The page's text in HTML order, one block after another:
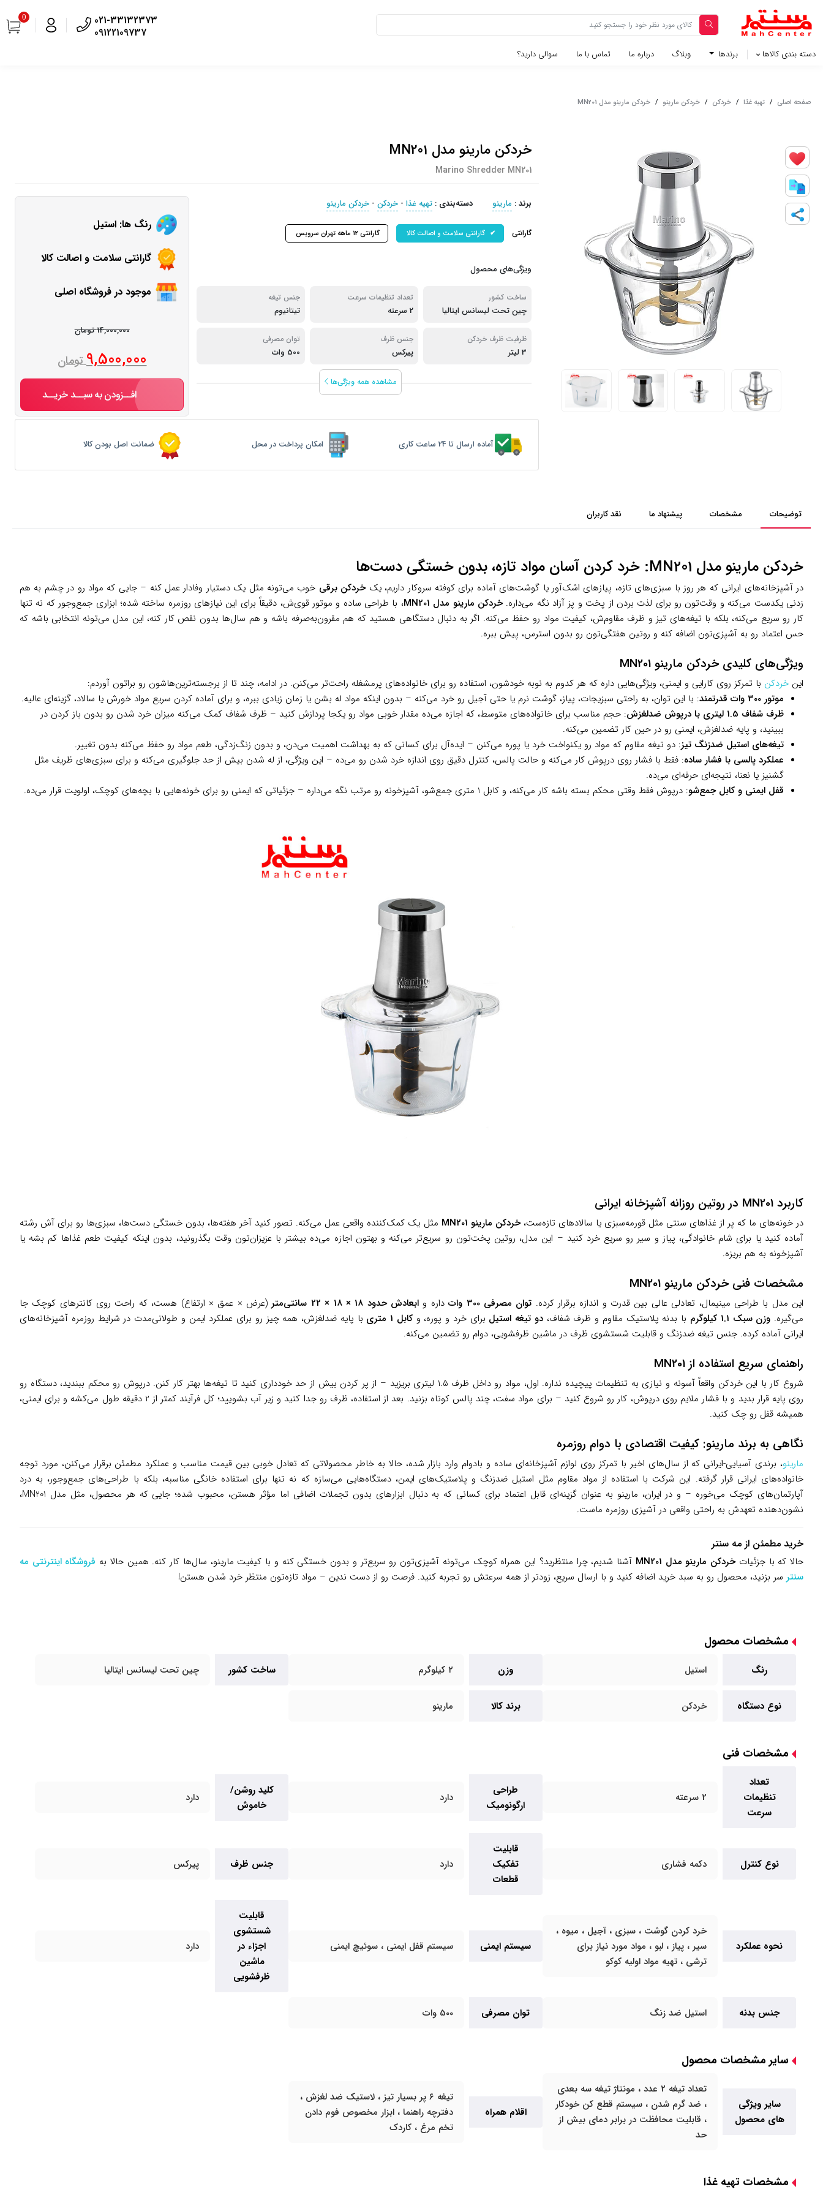
021-33132373
09122109737
0
دسته بندی کالاها برندها وبلاگ‌ درباره ما تماس با ما سوالی دارید؟
صفحه اصلی / تهیه غذا / خردکن / خردکن مارینو / خردکن مارینو مدل MN201
خردکن مارینو مدل MN201
Marino Shredder MN201
برند: مارینو دسته‌بندی : تهیه غذا - خردکن - خردکن مارینو
گارانتی گارانتی سلامت و اصالت کالا گارانتی 12 ماهه تهران سرویس
ویژگی‌های محصول
ساخت کشور
چین تحت لیسانس ایتالیا
تعداد تنظیمات سرعت
2 سرعته
جنس تیغه
تیتانیوم
ظرفیت ظرف خردکن
3 لیتر
جنس ظرف
پیرکس
توان مصرفی
500 وات
مشاهده همه ویژگی‌ها
رنگ ها: استیل
گارانتی سلامت و اصالت کالا
موجود در فروشگاه اصلی
14,000,000 تومان
9,500,000تومان
افــزودن به سبــد خریــد
آماده ارسال تا 24 ساعت کاری امکان پرداخت در محل ضمانت اصل بودن کالا
توضیحات مشخصات پیشنهاد ما نقد کاربران
خردکن مارینو مدل MN201: خرد کردن آسان مواد تازه، بدون خستگی دست‌ها
در آشپزخانه‌های ایرانی که هر روز با سبزی‌های تازه، پیازهای اشک‌آور یا گوشت‌های آماده برای کوفته سروکار داریم، یکخردکن برقی خوب می‌تونه مثل یک دستیار وفادار عمل کنه – جایی که مواد رو در چشم به هم
زدنی یکدست می‌کنه و وقت‌تون رو برای لذت بردن از پخت و پز آزاد نگه می‌داره.خردکن مارینو مدل MN201
، با طراحی ساده و موتور قوی‌ش، دقیقاً برای این نیازهای روزمره ساخته شده؛ ابزاری جمع‌وجور که نه تنها
کار رو سریع می‌کنه، بلکه با تیغه‌های تیز و ظرف مقاوم‌ش، کیفیت مواد رو حفظ می‌کنه. اگر به دنبال دستگاهی هستید که هم مقرون‌به‌صرفه باشه و هم سال‌ها بدون نقص کار کنه، این مدل می‌تونه انتخابی باشه که
حس اعتماد رو به آشپزی‌تون اضافه کنه و روتین هفتگی‌تون رو بدون استرس، پیش ببره.
ویژگی‌های کلیدی خردکن مارینو MN201
این خردکن با تمرکز روی کارایی و ایمنی، ویژگی‌هایی داره که هر کدوم به نوبه خودشون، استفاده رو برای خانواده‌های پرمشغله راحت‌تر می‌کنن. در ادامه، چند تا از برجسته‌ترین‌هاشون رو براتون آوردم:
موتور 300 وات قدرتمند
: با این توان، به راحتی سبزیجات، پیاز، گوشت نرم یا حتی آجیل رو خرد می‌کنه – بدون اینکه مواد له بشن یا زمان زیادی ببره، و برای آماده کردن سریع مواد خورش یا سالاد، گزینه‌ای عالیه.
ظرف شفاف 1.5 لیتری با درپوش ضدلغزش
: حجم مناسب برای خانواده‌های متوسط، که اجازه می‌ده مقدار خوبی مواد رو یکجا پردازش کنید – ظرف شفاف کمک می‌کنه میزان خرد شدن رو بدون باز کردن در
ببینید، و پایه ضدلغزش، ایمنی رو در حین کار تضمین می‌کنه.
تیغه‌های استیل ضدزنگ تیز: دو تیغه مقاوم که مواد رو یکنواخت خرد یا پوره می‌کنن – ایده‌آل برای کسانی که به بهداشت اهمیت می‌دن، و بدون زنگ‌زدگی، طعم مواد رو حفظ می‌کنه بدون تغییر.
عملکرد پالسی با فشار ساده: فقط با فشار روی درپوش کار می‌کنه و حالت پالس، کنترل دقیق روی اندازه خرد شدن رو می‌ده – این ویژگی، از له شدن بیش از حد جلوگیری می‌کنه و برای سبزی‌های ظریف مثل
گشنیز یا نعنا، نتیجه‌ای حرفه‌ای می‌ده.
قفل ایمنی و کابل جمع‌شو: درپوش فقط وقتی محکم بسته باشه کار می‌کنه، و کابل 1 متری جمع‌شو، آشپزخونه رو مرتب نگه می‌داره – جزئیاتی که ایمنی رو برای خونه‌هایی با بچه‌های کوچک، اولویت قرار می‌ده.
کاربرد MN201 در روتین روزانه آشپزخانه ایرانی
در خونه‌های ما که پر از غذاهای سنتی مثل قورمه‌سبزی یا سالادهای تازه‌ست،خردکن مارینو MN201
مثل یک کمک‌کننده واقعی عمل می‌کنه. تصور کنید آخر هفته‌ها، بدون خستگی دست‌ها، سبزی‌ها رو برای آش رشته
آماده کنید یا برای شام خانوادگی، پیاز و سیر رو سریع خرد کنید – این مدل، روتین پخت‌تون رو سریع‌تر می‌کنه و بهتون اجازه می‌ده بیشتر با عزیزان‌تون وقت بگذرونید، بدون اینکه کیفیت طعم غذاها کم بشه یا
آشپزخونه به هم بریزه.
مشخصات فنی خردکن مارینو MN201
این مدل با طراحی مینیمال، تعادلی عالی بین قدرت و اندازه برقرار کرده. توان مصرفی 300 وات داره و ابعادش حدود 18 × 18 × 22 سانتی‌متر
(عرض × عمق × ارتفاع) هست، که راحت روی کانترهای کوچک جا
می‌گیره. وزن سبک 1.1 کیلوگرم با بدنه پلاستیک مقاوم و ظرف شفاف،دو تیغه استیل برای خرد و پوره، وکابل 1 متری
با پایه ضدلغزش، همه چیز رو برای عملکرد ایمن و طولانی‌مدت در شرایط روزمره آشپزخانه‌های
ایرانی آماده کرده. جنس تیغه ضدزنگ و قابلیت شستشوی ظرف در ماشین ظرفشویی، دوام رو تضمین می‌کنه.
راهنمای سریع استفاده از MN201
شروع کار با این خردکن واقعاً آسونه و نیازی به تنظیمات پیچیده نداره. اول، مواد رو داخل ظرف 1.5 لیتری بریزید – از پر کردن بیش از حد خودداری کنید تا تیغه‌ها بهتر کار کنن. درپوش رو محکم ببندید، دستگاه رو
روی پایه قرار بدید و با فشار ملایم روی درپوش، کار رو شروع کنید – برای مواد سفت، چند پالس کوتاه بزنید. بعد از استفاده، ظرف رو جدا کنید و زیر آب بشویید؛ کل فرآیند کمتر از 2 دقیقه طول می‌کشه و برای ایمنی،
همیشه قفل رو چک کنید.
نگاهی به برند مارینو: کیفیت اقتصادی با دوام روزمره
مارینو، برندی آسیایی-ایرانی که از سال‌های اخیر با تمرکز روی لوازم آشپزخانه‌ای ساده و بادوام وارد بازار شده، حالا به خاطر محصولاتی که تعادل خوبی بین قیمت مناسب و عملکرد مطمئن برقرار می‌کنن، مورد توجه
خانواده‌های ایرانی قرار گرفته. این شرکت با استفاده از مواد مقاوم مثل استیل ضدزنگ و پلاستیک‌های ایمن، دستگاه‌هایی می‌سازه که نه تنها برای استفاده خانگی مناسبه، بلکه با طراحی‌های جمع‌وجور، به درد
آپارتمان‌های کوچک می‌خوره – و در ایران، مارینو به عنوان گزینه‌ای قابل اعتماد برای کسانی که به دنبال ابزارهای بدون تجملات اضافی اما مؤثر هستن، محبوب شده؛ جایی که هر محصول، مثل مدل MN201،
نشون‌دهنده تعهدش به راحتی واقعی در آشپزی روزمره ماست.
خرید مطمئن از مه سنتر
حالا که با جزئیاتخردکن مارینو مدل MN201 آشنا شدیم، چرا منتظرید؟ این همراه کوچک می‌تونه آشپزی‌تون رو سریع‌تر و بدون خستگی کنه و با کیفیت مارینو، سال‌ها کار کنه. همین حالا به فروشگاه اینترنتی مه
سنتر سر بزنید، محصول رو به سبد خرید اضافه کنید و با ارسال سریع، زودتر از همه سرعتش رو تجربه کنید. فرصت رو از دست ندین – مواد تازه‌تون منتظر خرد شدن هستن!
مشخصات محصول
رنگ استیل وزن ۲ کیلوگرم ساخت کشور چین تحت لیسانس ایتالیا
نوع دستگاه خردکن برند کالا مارینو
مشخصات فنی
تعداد
تنظیمات
سرعت
2 سرعته
طراحی
ارگونومیک
دارد
کلید روشن/
خاموش
دارد
نوع کنترل دکمه فشاری
قابلیت
تفکیک
قطعات
دارد جنس ظرف پیرکس
نحوه عملکرد
خرد کردن گوشت ، سبزی ، آجیل ، میوه ،
سیر ، پیاز ، لبو ، مواد مورد نیاز برای
ترشی ، تهیه مواد اولیه کوکو
سیستم ایمنی سیستم قفل ایمنی ، سوئیچ ایمنی
قابلیت
شستشوی
اجزاء در
ماشین
ظرفشویی
دارد
جنس بدنه استیل ضد زنگ توان مصرفی 500 وات
سایر مشخصات محصول
سایر ویژگی
های محصول
تعداد تیغه 2 عدد ، مونتاژ تیغه سه بعدی
، ضد گرم شدن ، سیستم قطع کن خودکار
، قابلیت محافظت در برابر دمای بیش از
حد
اقلام همراه
تیغه ۶ پر بسیار تیز ، لاستیک ضد لغزش ،
دفترچه راهنما ، ابزار مخصوص فوم دادن
تخم مرغ ، کاردک
مشخصات تهیه غذا